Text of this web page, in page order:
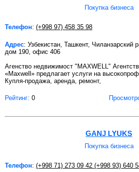
Покупка бизнеса
Телефон: (+998 97) 458 35 98
Адрес: Узбекистан, Ташкент, Чиланзарский
дом 190, офис 406
Агенство недвижимост "MAXWELL"
«Maxwell» предлагает услуги на
Купля-продажа, аренда, ремонт,
Рейтинг: 0
GANJ LYUKS
Покупка бизнеса
Телефон: (+998 71) 273 09 42 (+998 93) 640